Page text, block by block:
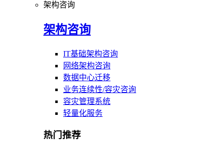
架构咨询
架构咨询
IT基础架构咨询
网络架构咨询
数据中心迁移
业务连续性/容灾咨询
容灾管理系统
轻量化服务
热门推荐